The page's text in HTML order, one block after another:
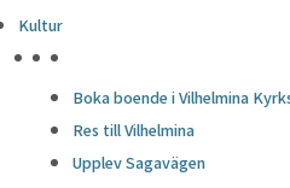
Kultur
Boka boende i Vilhelmina
Res till Vilhelmina
Upplev Sagavägen